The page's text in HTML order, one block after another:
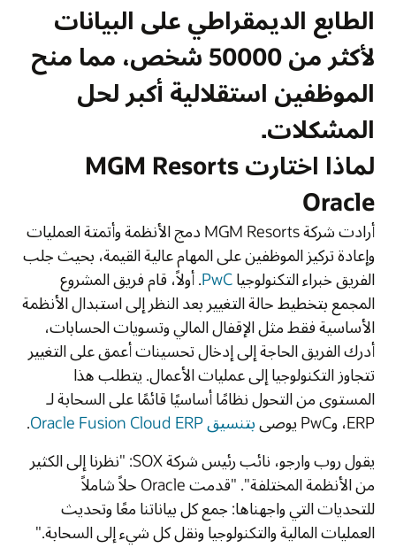
الطابع الديمقراطي على البيانات
لأكثر من 50000 شخص، مما منح
الموظفين استقلالية أكبر لحل
المشكلات.
لماذا اختارت MGM Resorts
Oracle
أرادت شركة MGM Resorts دمج الأنظمة وأتمتة العمليات
وإعادة تركيز الموظفين على المهام عالية القيمة، بحيث جلب
الفريق خبراء التكنولوجيا PwC. أولاً، قام فريق المشروع
المجمع بتخطيط حالة التغيير بعد النظر إلى استبدال الأنظمة
الأساسية فقط مثل الإقفال المالي وتسويات الحسابات،
أدرك الفريق الحاجة إلى إدخال تحسينات أعمق على التغيير
تتجاوز التكنولوجيا إلى عمليات الأعمال. يتطلب هذا
المستوى من التحول نظامًا أساسيًا قائمًا على السحابة لـ
ERP، وPwC يوصى
بتنسيق Oracle Fusion Cloud ERP
.
يقول روب وارجو، نائب رئيس شركة SOX: "نظرنا إلى الكثير
من الأنظمة المختلفة". "قدمت Oracle حلاً شاملاً
للتحديات التي واجهناها: جمع كل بياناتنا معًا وتحديث
العمليات المالية والتكنولوجيا ونقل كل شيء إلى السحابة."